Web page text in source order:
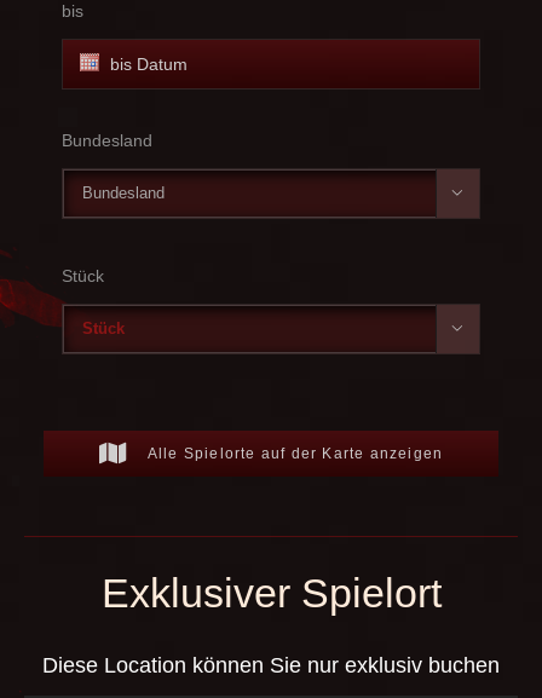
bis
Bundesland

Stück

Alle Spielorte auf der Karte anzeigen
Exklusiver Spielort
Diese Location können Sie nur exklusiv buchen